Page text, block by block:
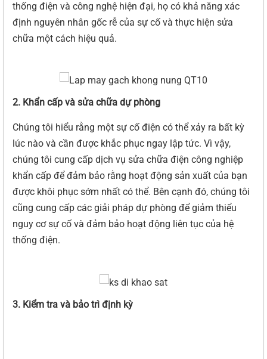
thống điện và công nghệ hiện đại, họ có khả năng xác
định nguyên nhân gốc rễ của sự cố và thực hiện sửa
chữa một cách hiệu quả.
2. Khẩn cấp và sửa chữa dự phòng
Chúng tôi hiểu rằng một sự cố điện có thể xảy ra bất kỳ
lúc nào và cần được khắc phục ngay lập tức. Vì vậy,
chúng tôi cung cấp dịch vụ sửa chữa điện công nghiệp
khẩn cấp để đảm bảo rằng hoạt động sản xuất của bạn
được khôi phục sớm nhất có thể. Bên cạnh đó, chúng tôi
cũng cung cấp các giải pháp dự phòng để giảm thiểu
nguy cơ sự cố và đảm bảo hoạt động liên tục của hệ
thống điện.
3. Kiểm tra và bảo trì định kỳ